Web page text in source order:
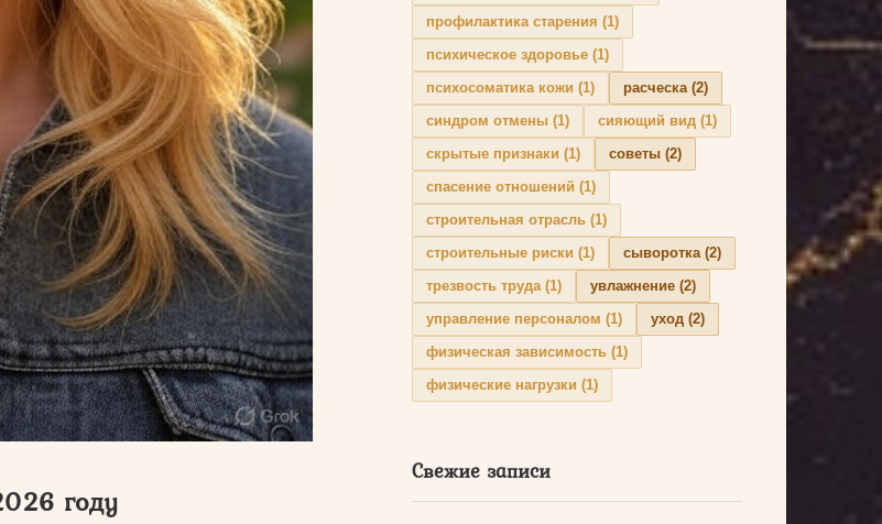
году
профилактика старения (1)
психическое здоровье (1)
психосоматика кожи (1) расческа(2)
синдром отмены (1) сияющий вид (1)
скрытые признаки (1) советы (2)
спасение отношений (1)
строительная отрасль (1)
строительные риски (1) сыворотка(2)
трезвость труда(1) увлажнение (2)
управление персоналом (1) уход (2)
физическая зависимость (1)
физические нагрузки (1)
Свежие записи